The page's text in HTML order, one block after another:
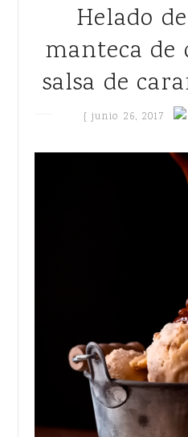
Helado de plátano,
manteca de
salsa de
{junio 26, 2017